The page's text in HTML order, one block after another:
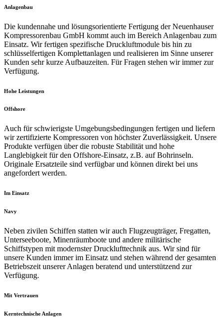
Anlagenbau
Die kundennahe und lösungsorientierte Fertigung der Neuenhauser
Kompressorenbau GmbH kommt auch im Bereich Anlagenbau zum
Einsatz. Wir fertigen spezifische Druckluftmodule bis hin zu
schlüsselfertigen Komplettanlagen und realisieren im Sinne unserer
Kunden sehr kurze Aufbauzeiten. Für Fragen stehen wir immer zur
Verfügung.
Hohe Leistungen
Offshore
Auch für schwierigste Umgebungsbedingungen fertigen und liefern
wir zertifizierte Kompressoren von höchster Zuverlässigkeit. Unsere
Produkte verfügen über die robuste Stabilität und hohe
Langlebigkeit für den Offshore-Einsatz, z.B. auf Bohrinseln.
Originale Ersatzteile sind verfügbar und können direkt bei uns
angefordert werden.
Im Einsatz
Navy
Neben zivilen Schiffen statten wir auch Flugzeugträger, Fregatten,
Unterseeboote, Minenräumboote und andere militärische
Schiffstypen mit modernster Drucklufttechnik aus. Wir sind für
unsere Kunden immer im Einsatz und stehen während der gesamten
Betriebszeit unserer Anlagen beratend und unterstützend zur
Verfügung.
Mit Vertrauen
Kerntechnische Anlagen